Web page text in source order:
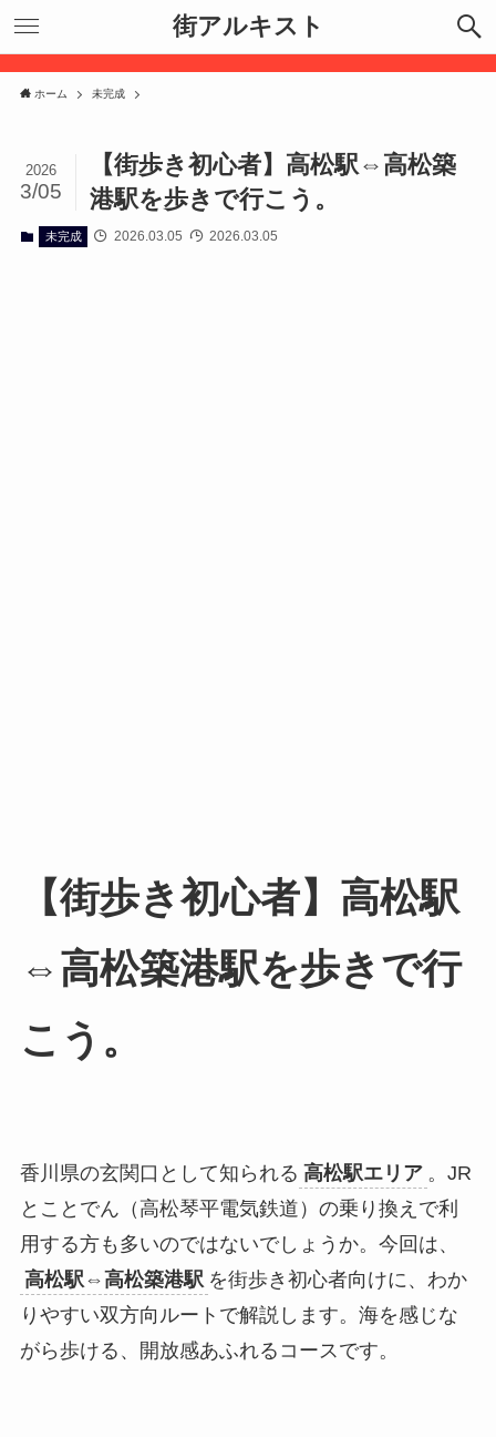
街アルキスト
ホーム 未完成
【街歩き初心者】高松駅⇔高松築
港駅を歩きで行こう。
2026
3/05
未完成 2026.03.05 2026.03.05
【街歩き初心者】高松駅
⇔高松築港駅を歩きで行
こう。
香川県の玄関口として知られる 高松駅エリア 。JR
とことでん（高松琴平電気鉄道）の乗り換えで利
用する方も多いのではないでしょうか。今回は、
高松駅⇔高松築港駅 を街歩き初心者向けに、わか
りやすい双方向ルートで解説します。海を感じな
がら歩ける、開放感あふれるコースです。